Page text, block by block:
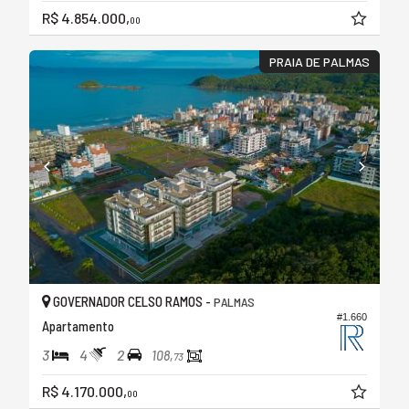
R$ 4.854.000,00
PRAIA DE PALMAS
#1.660
GOVERNADOR CELSO RAMOS - PALMAS
Apartamento
3 4 2 108,73
R$ 4.170.000,00